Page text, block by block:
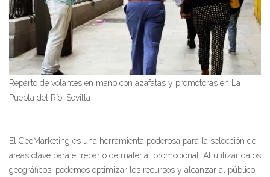
Reparto de volantes en mano con azafatas y promotoras en La
Puebla del Río, Sevilla
El GeoMarketing es una herramienta poderosa para la selección de
áreas clave para el reparto de material promocional. Al utilizar datos
geográficos, podemos optimizar los recursos y alcanzar al público